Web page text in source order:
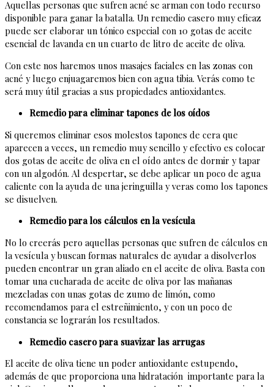
Aquellas personas que sufren acné se arman con todo recurso
disponible para ganar la batalla. Un remedio casero muy eficaz
puede ser elaborar un tónico especial con 10 gotas de aceite
esencial de lavanda en un cuarto de litro de aceite de oliva.
Con este nos haremos unos masajes faciales en las zonas con
acné y luego enjuagaremos bien con agua tibia. Verás como te
será muy útil gracias a sus propiedades antioxidantes.
Remedio para eliminar tapones de los oídos
Si queremos eliminar esos molestos tapones de cera que
aparecen a veces, un remedio muy sencillo y efectivo es colocar
dos gotas de aceite de oliva en el oído antes de dormir y tapar
con un algodón. Al despertar, se debe aplicar un poco de agua
caliente con la ayuda de una jeringuilla y veras como los tapones
se disuelven.
Remedio para los cálculos en la vesícula
No lo creerás pero aquellas personas que sufren de cálculos en
la vesícula y buscan formas naturales de ayudar a disolverlos
pueden encontrar un gran aliado en el aceite de oliva. Basta con
tomar una cucharada de aceite de oliva por las mañanas
mezcladas con unas gotas de zumo de limón, como
recomendamos para el estreñimiento, y con un poco de
constancia se lograrán los resultados.
Remedio casero para suavizar las arrugas
El aceite de oliva tiene un poder antioxidante estupendo,
además de que proporciona una hidratación importante para la